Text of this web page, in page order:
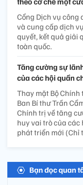
Cổng Dịch vụ công
và cung cấp dịch
quyết, kết quả giải
toàn quốc.
Tăng cường sự
của các hội quần
Thay mặt Bộ
Ban Bí thư Trần
Chính trị về tăng
huy vai trò của
phát triển mới (Chỉ
Bạn đọc quan